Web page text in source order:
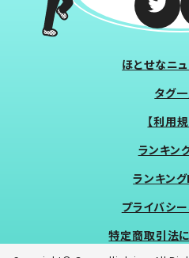
ほとせなニ
タグ
【利用規
ランキン
ランキン
プライバシ
特定商取引法